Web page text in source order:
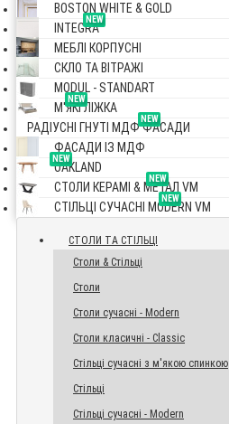
BOSTON WHITE & GOLD
NEW
INTEGRA
МЕБЛІ КОРПУСНІ
СКЛО ТА ВІТРАЖІ
MODUL - STANDART
NEW
М'ЯКІ ЛІЖКА
NEW
РАДІУСНІ ГНУТІ МДФ ФАСАДИ
ФАСАДИ ІЗ МДФ
NEW
OAKLAND
NEW
СТОЛИ КЕРАМІ & МЕТАЛ VM
NEW
СТІЛЬЦІ СУЧАСНІ MODERN VM
СТОЛИ ТА СТІЛЬЦІ
Столи & Стільці
Столи
Столи сучасні - Modern
Столи класичні - Classic
Стільці сучасні з м'якою спинкою
Стільці
Стільці сучасні - Modern